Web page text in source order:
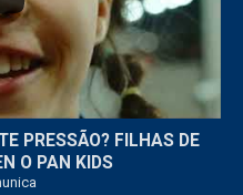
PRESSÃO? FILHAS DE
O PAN KIDS